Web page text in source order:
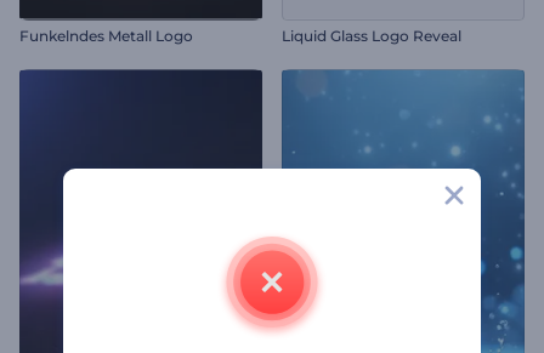
Funkelndes Metall Logo Liquid Glass Logo Reveal